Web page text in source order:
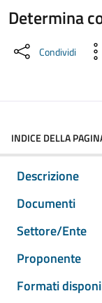
Determina
Dettaglio del
Condividi
INDICE DELLA
Descrizione
Documenti
Settore/Ente
Proponente
Formati